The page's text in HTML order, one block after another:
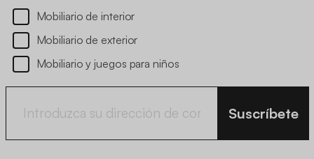
Mobiliario de interior
Mobiliario de exterior
Mobiliario y juegos para niños
Suscríbete